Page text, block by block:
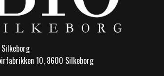
Silkeborg
10, 8600 Silkeborg